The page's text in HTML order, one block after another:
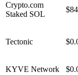
Crypto​.com
Staked SOL
$84
Tectonic
KYVE Network